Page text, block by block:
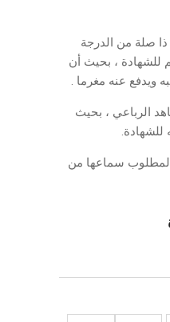
ذا صلة من الدرجة
للشهادة ، بحيث أن
ويدفع عنه مغرما .
الرباعي ، بحيث
للشهادة.
المطلوب سماعها من